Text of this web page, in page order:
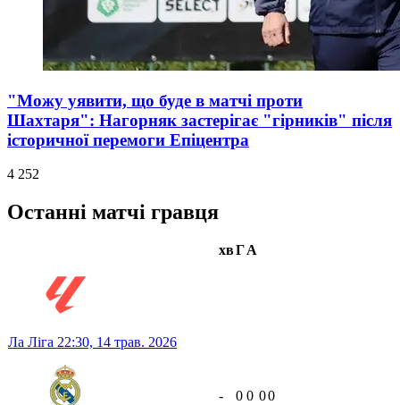
"Можу уявити, що буде в матчі проти
Шахтаря": Нагорняк застерігає "гірників" після
історичної перемоги Епіцентра
4 252
Останні матчі гравця
хвГА
Ла Ліга 22:30, 14 трав. 2026
- 0 0 00